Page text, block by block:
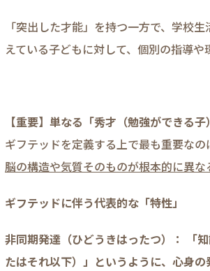
「突出した才能」を持つ一方で、学校
えている子どもに対して、個別の指導や
【重要】単なる「秀才（勉強ができる
ギフテッドを定義する上で最も重要なの
脳の構造や気質そのものが根本的に異な
ギフテッドに伴う代表的な「特性」
非同期発達（ひどうきはったつ）： 「
たはそれ以下）」というように、心身の